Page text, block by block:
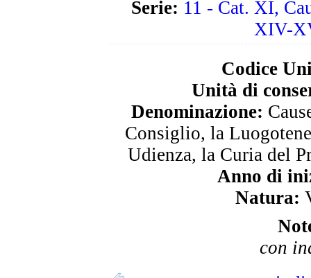
Serie: 11 - Cat. XI,
XIV-
Codice
Unità di
Denominazione:
Consiglio, la
Udienza, la Curia del
Anno di
Natura:
con